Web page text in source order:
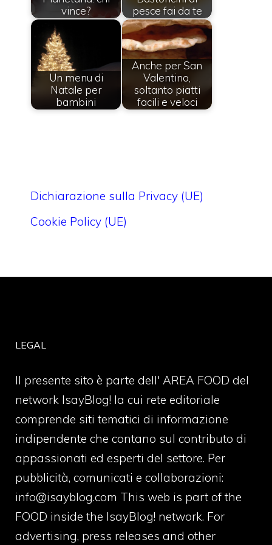
vince?
pesce fai da te
Un menu di
Natale per
bambini
Anche per San
Valentino,
soltanto piatti
facili e veloci
Dichiarazione sulla Privacy (UE)
Cookie Policy (UE)
LEGAL
Il presente sito è parte dell' AREA FOOD del
network IsayBlog! la cui rete editoriale
comprende siti tematici di informazione
indipendente che contano sul contributo di
appassionati ed esperti del settore. Per
pubblicità, comunicati e collaborazioni:
info@isayblog.com This web is part of the
FOOD inside the IsayBlog! network. For
advertising, press releases and other